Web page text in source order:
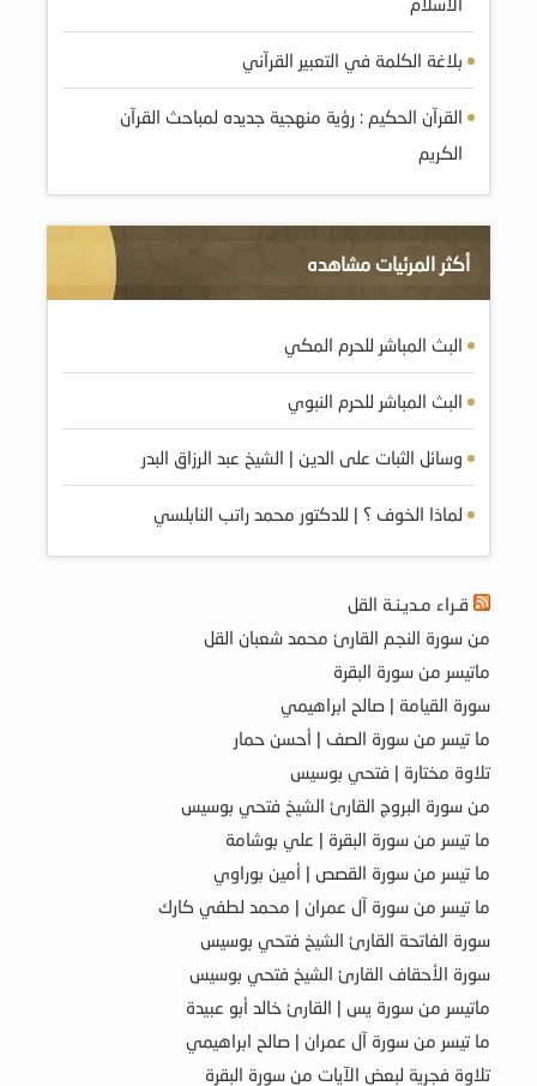
بلاغة الكلمة في التعبير القرآني
القرآن الحكيم : رؤية منهجية جديده لمباحث القرآن
الكريم
أكثر المرئيات مشاهده
البث المباشر للحرم المكي
البث المباشر للحرم النبوي
وسائل الثبات على الدين | الشيخ عبد الرزاق البدر
لماذا الخوف ؟ | للدكتور محمد راتب النابلسي
قـراء مـديـنـة القل
من سورة النجم القارئ محمد شعبان القل
ماتيسر من سورة البقرة
سورة القيامة | صالح ابراهيمي
ما تيسر من سورة الصف | أحسن حمار
تلاوة مختارة | فتحي بوسيس
من سورة البروج القارئ الشيخ فتحي بوسيس
ما تيسر من سورة البقرة | علي بوشامة
ما تيسر من سورة القصص | أمين بوراوي
ما تيسر من سورة آل عمران | محمد لطفي كارك
سورة الفاتحة القارئ الشيخ فتحي بوسيس
سورة الأحقاف القارئ الشيخ فتحي بوسيس
ماتيسر من سورة يس | القارئ خالد أبو عبيدة
ما تيسر من سورة آل عمران | صالح ابراهيمي
تلاوة فجرية لبعض الآيات من سورة البقرة